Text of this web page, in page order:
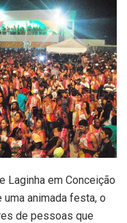
Laginha em Conceição
animada festa, o
de pessoas que